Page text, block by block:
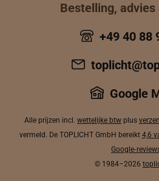
Bestelling, advies
+49 40 88
Google
Alle prijzen incl. wettelijke btw plus
vermeld. De TOPLICHT GmbH bereikt 4,6
© 1984–2026